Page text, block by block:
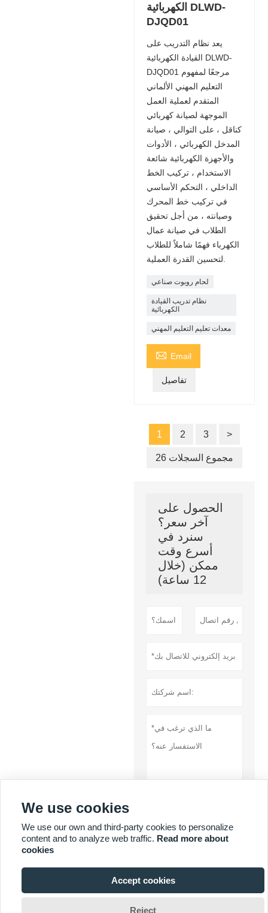

الكهربائية DLWD-
DJQD01
يعد نظام التدريب على
القيادة الكهربائية DLWD-
DJQD01 مرجعًا لمفهوم
التعليم المهني الألماني
المتقدم لعملية العمل
الموجهة لصيانة كهربائي
كناقل ، على التوالي ، صيانة
المدخل الكهربائي ، الأدوات
والأجهزة الكهربائية شائعة
الاستخدام ، تركيب الخط
الداخلي ، التحكم الأساسي
في تركيب خط المحرك
وصيانته ، من أجل تحقيق
الطلاب في صيانة عمال
الكهرباء فهمًا شاملاً للطلاب
لحام روبوت صناعي
نظام تدريب القيادة
الكهربائية
معدات تعليم التعليم المهني
 Email
تفاصيل
1 2 3 >
26 مجموع السجلات
الحصول على
آخر سعر؟
سنرد في
أسرع وقت
ممكن (خلال
12 ساعة)
سياسة خاصة
We use cookies
We use our own and third-party cookies to personalize
content and to analyze web traffic. Read more about
cookies
Accept cookies
Reject